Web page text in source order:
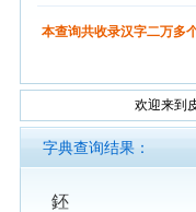
本查询共收录汉字二万多
欢迎来到
字典查询结果：
鉟